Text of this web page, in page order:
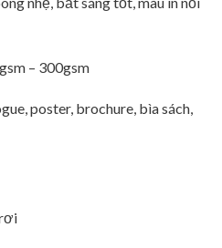
– 300gsm
poster, brochure, bìa sách,